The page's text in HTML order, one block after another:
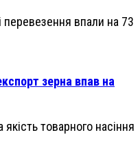
зерна впав на